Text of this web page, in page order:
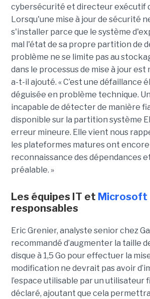
cybersécurité et directeur exécutif
Lorsqu'une mise à jour de sécurité
s'installer parce que le système
mal l'état de sa propre partition de
problème ne se limite pas au
dans le processus de mise à jour est
a-t-il ajouté. « C’est une défaillance
déguisée en problème technique.
incapable de détecter de manière
disponible sur la partition système
erreur mineure. Elle vient nous
les plateformes matures ont encore
reconnaissance des dépendances
préalable. »
Les équipes IT et Microsoft
responsables
Eric Grenier, analyste senior chez
recommandé d’augmenter la taille
disque à 1,5 Go pour effectuer la
modification ne devrait pas avoir
l’espace utilisable par un utilisateur
déclaré, ajoutant que cela